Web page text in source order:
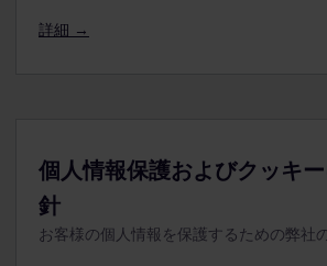
詳細 →
個人情報保護およびクッキ
針
お客様の個人情報を保護するための弊社